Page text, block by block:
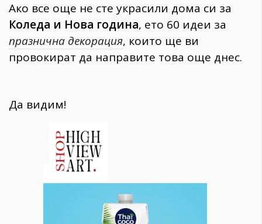
Gentlemen
382
Ако все още не сте украсили дома си за
Коледа и Нова година, ето 60 идеи за
празнична декорация, които ще ви
провокират да направите това още днес.
Да видим!